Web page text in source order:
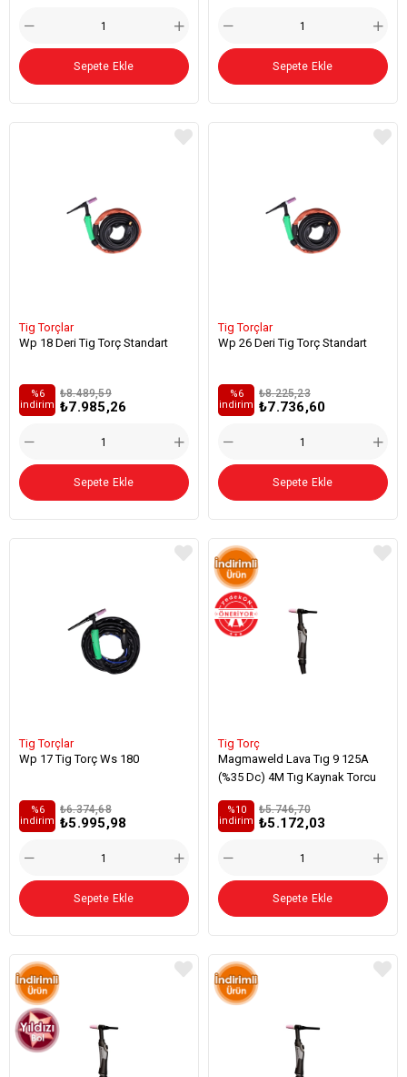
Sepete Ekle Sepete Ekle
Tig Torçlar
Wp 18 Deri Tig Torç Standart
₺7.985,26
₺8.489,59
%6
i̇ndirim
Sepete Ekle
Tig Torçlar
Wp 26 Deri Tig Torç Standart
₺7.736,60
₺8.225,23
%6
i̇ndirim
Sepete Ekle
Tig Torçlar
Wp 17 Tig Torç Ws 180
₺5.995,98
₺6.374,68
%6
i̇ndirim
Sepete Ekle
Tig Torç
Magmaweld Lava Tıg 9 125A
(%35 Dc) 4M Tıg Kaynak Torcu
₺5.172,03
₺5.746,70
%10
i̇ndirim
Sepete Ekle